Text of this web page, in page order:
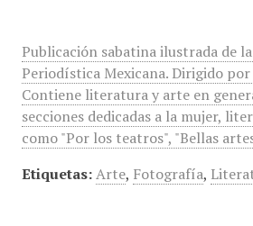
Publicación sabatina ilustrada de
Periodística Mexicana. Dirigido por
Contiene literatura y arte en
secciones dedicadas a la mujer,
como "Por los teatros", "Bellas
Etiquetas: Arte, Fotografía,